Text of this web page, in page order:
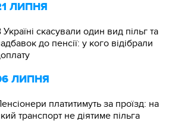
ЛИПНЯ
Україні скасували один вид пільг та
до пенсії: у кого відібрали
ЛИПНЯ
платитимуть за проїзд: на
транспорт не діятиме пільга